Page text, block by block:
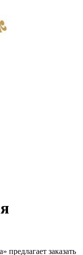
предлагает заказать